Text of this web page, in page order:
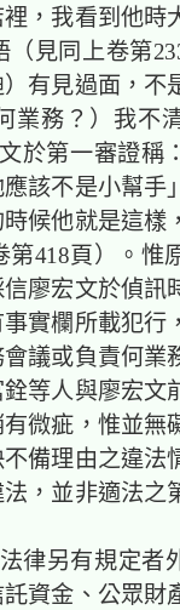
，我看到他時
見同上卷第
有見過面，不
業務？）我不
於第一審證稱
該不是小幫手
候他就是這樣
418頁）。惟
廖宏文於偵訊
實欄所載犯行
議或負責何業
等人與廖宏文
微疵，惟並無
備理由之違法
，並非適法之
律另有規定者
資金、公眾財